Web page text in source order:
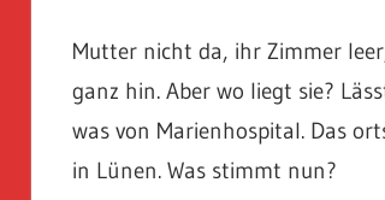
Mutter nicht da, ihr Zimmer
ganz hin. Aber wo liegt sie?
was von Marienhospital. Das
in Lünen. Was stimmt nun?